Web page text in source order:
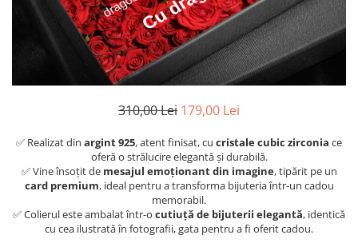
310,00 Lei 179,00 Lei
✅ Realizat din argint 925, atent finisat, cu cristale cubic zirconia ce
oferă o strălucire elegantă și durabilă.
✅ Vine însoțit de mesajul emoționant din imagine, tipărit pe un
card premium, ideal pentru a transforma bijuteria într-un cadou
memorabil.
✅ Colierul este ambalat într-o cutiuță de bijuterii elegantă, identică
cu cea ilustrată în fotografii, gata pentru a fi oferit cadou.